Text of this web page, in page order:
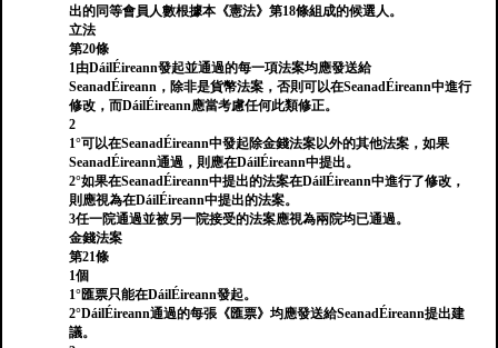
出的同等會員人數根據本《憲法》第18條組成的候選人。
立法
第20條
1由DáilÉireann發起並通過的每一項法案均應發送給
SeanadÉireann，除非是貨幣法案，否則可以在SeanadÉireann中進行
修改，而DáilÉireann應當考慮任何此類修正。
2
1°可以在SeanadÉireann中發起除金錢法案以外的其他法案，如果
SeanadÉireann通過，則應在DáilÉireann中提出。
2°如果在SeanadÉireann中提出的法案在DáilÉireann中進行了修改，
則應視為在DáilÉireann中提出的法案。
3任一院通過並被另一院接受的法案應視為兩院均已通過。
金錢法案
第21條
1個
1°匯票只能在DáilÉireann發起。
2°DáilÉireann通過的每張《匯票》均應發送給SeanadÉireann提出建
議。